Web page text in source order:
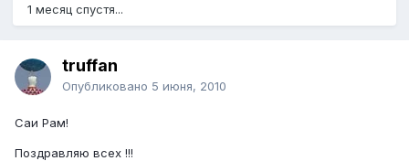
1 месяц спустя...
truffan
Опубликовано 5 июня, 2010
Саи Рам!
Поздравляю всех !!!